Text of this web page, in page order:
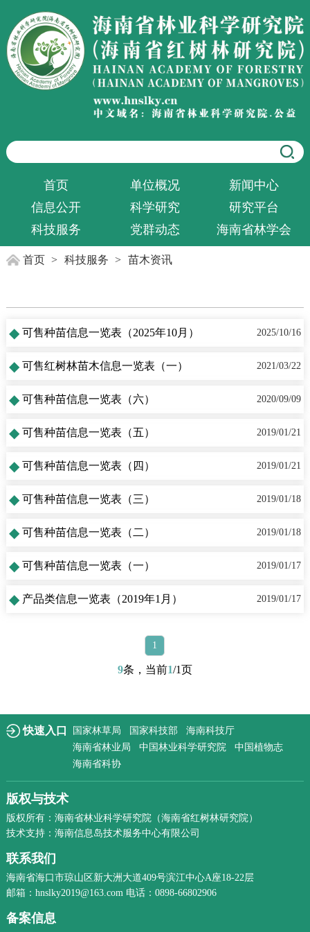
首页 单位概况
新闻中心
信息公开
科学研究
研究平台
科技服务
党群动态 海南省林学会
首页 > 科技服务 > 苗木资讯
◆ 可售种苗信息一览表（2025年10月） 2025/10/16
◆ 可售红树林苗木信息一览表（一） 2021/03/22
◆ 可售种苗信息一览表（六） 2020/09/09
◆ 可售种苗信息一览表（五） 2019/01/21
◆ 可售种苗信息一览表（四） 2019/01/21
◆ 可售种苗信息一览表（三） 2019/01/18
◆ 可售种苗信息一览表（二） 2019/01/18
◆ 可售种苗信息一览表（一） 2019/01/17
◆ 产品类信息一览表（2019年1月） 2019/01/17
1
9条，当前1/1页
快速入口 国家林草局 国家科技部
海南科技厅
海南省林业局
中国林业科学研究院
中国植物志
海南省科协
版权与技术
版权所有：海南省林业科学研究院（海南省红树林研究院）
技术支持：海南信息岛技术服务中心有限公司
联系我们
海南省海口市琼山区新大洲大道409号滨江中心A座18-22层
邮箱：hnslky2019@163.com 电话：0898-66802906
备案信息